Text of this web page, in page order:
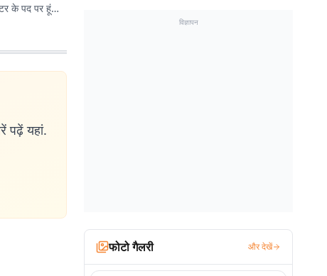
के पद पर हूं
पढ़ें यहां.
विज्ञापन
फोटो गैलरी और देखें